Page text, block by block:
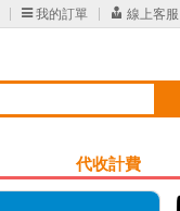
我的訂單  線上客服
代收計費